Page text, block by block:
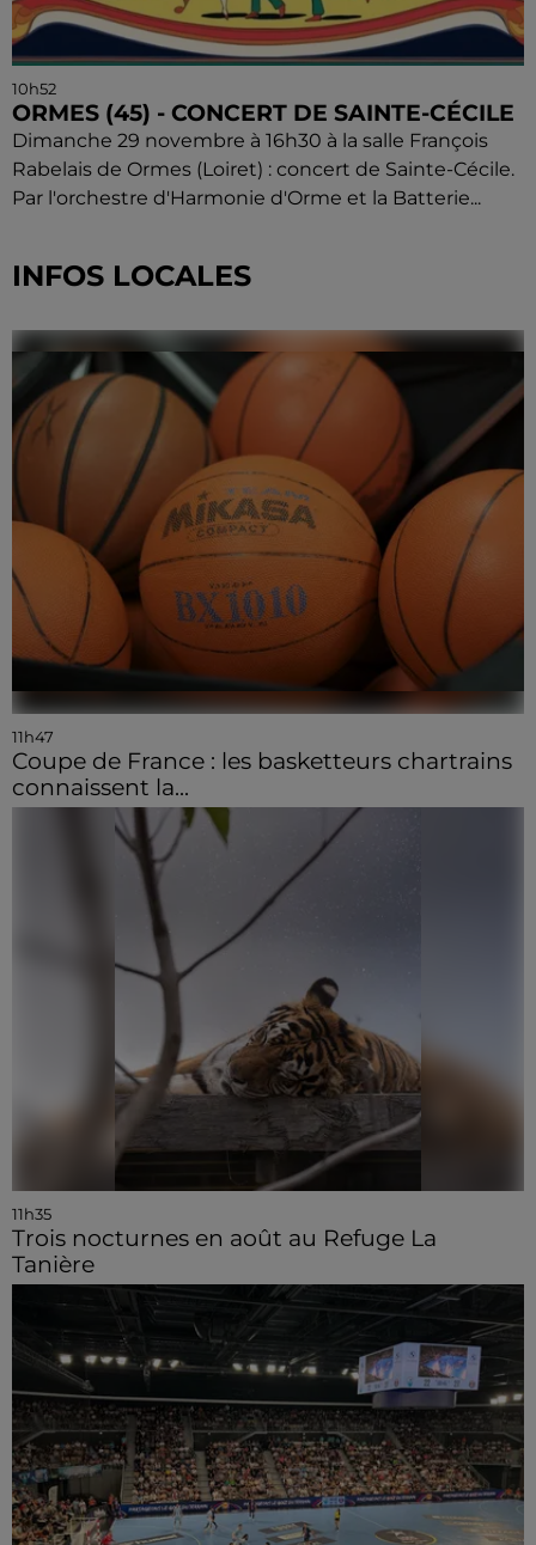
10h52
ORMES (45) - CONCERT DE SAINTE-CÉCILE
Dimanche 29 novembre à 16h30 à la salle François
Rabelais de Ormes (Loiret) : concert de Sainte-Cécile.
Par l'orchestre d'Harmonie d'Orme et la Batterie...
INFOS LOCALES
11h47
Coupe de France : les basketteurs chartrains
connaissent la...
11h35
Trois nocturnes en août au Refuge La
Tanière